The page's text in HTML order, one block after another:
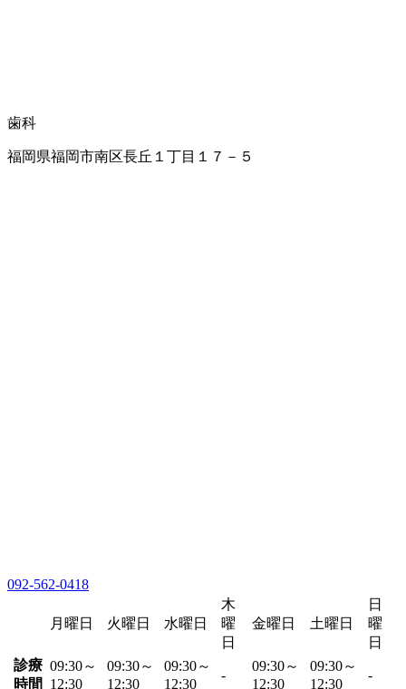
歯科
福岡県福岡市南区長丘１丁目１７－５
092-562-0418
月曜日 火曜日 水曜日
木
曜
日
金曜日 土曜日
日
曜
日
診療
時間
09:30～
12:30
09:30～
12:30
09:30～
12:30
-
09:30～
12:30
09:30～
12:30
-